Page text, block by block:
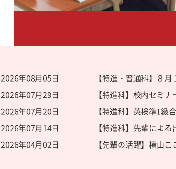
2026年08月05日
【特進・普通科】８
2026年07月29日
【特進科】校内セミナ
2026年07月20日
【特進科】英検準1級
2026年07月14日
【特進科】先輩による
2026年04月02日
【先輩の活躍】横山こ